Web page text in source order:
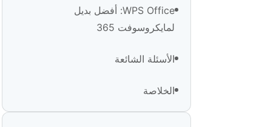
WPS Office: أفضل بديل
لمايكروسوفت 365
الأسئلة الشائعة
الخلاصة